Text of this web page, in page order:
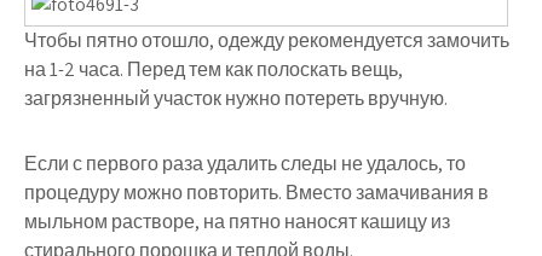
Чтобы пятно отошло, одежду рекомендуется замочить
на 1-2 часа. Перед тем как полоскать вещь,
загрязненный участок нужно потереть вручную.
Если с первого раза удалить следы не удалось, то
процедуру можно повторить. Вместо замачивания в
мыльном растворе, на пятно наносят кашицу из
стирального порошка и теплой воды.